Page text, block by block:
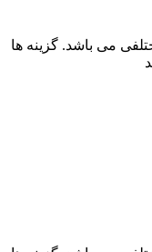
می باشد. گزینه ها